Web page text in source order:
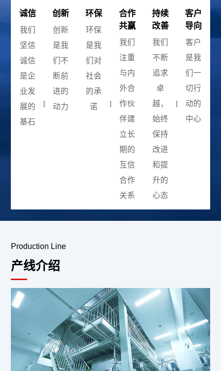
诚信
我们
坚信
诚信
是企
业发
展的
基石
创新
创新
是我
们不
断前
进的
动力
环保
环保
是我
们对
社会
的承
诺
合作
共赢
我们
注重
与内
外合
作伙
伴建
立长
期的
互信
合作
关系
持续
改善
我们
不断
追求
卓
越，
始终
保持
改进
和提
升的
心态
客户
导向
客户
是我
们一
切行
动的
中心
Production Line
产线介绍